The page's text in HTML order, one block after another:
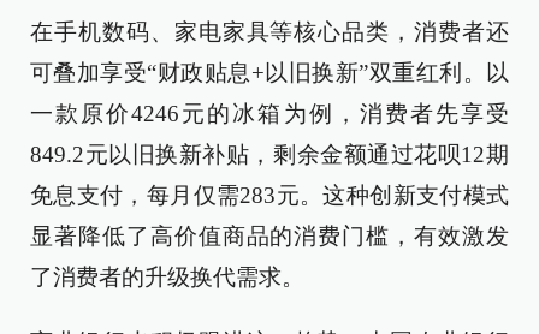
在手机数码、家电家具等核心品类，消费者还
可叠加享受“财政贴息+以旧换新”双重红利。以
一款原价4246元的冰箱为例，消费者先享受
849.2元以旧换新补贴，剩余金额通过花呗12期
免息支付，每月仅需283元。这种创新支付模式
显著降低了高价值商品的消费门槛，有效激发
了消费者的升级换代需求。